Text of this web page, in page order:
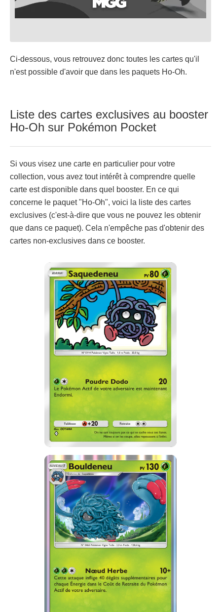
Ci-dessous, vous retrouvez donc toutes les cartes qu'il
n'est possible d'avoir que dans les paquets Ho-Oh.
Liste des cartes exclusives au booster
Ho-Oh sur Pokémon Pocket
Si vous visez une carte en particulier pour votre
collection, vous avez tout intérêt à comprendre quelle
carte est disponible dans quel booster. En ce qui
concerne le paquet "Ho-Oh", voici la liste des cartes
exclusives (c'est-à-dire que vous ne pouvez les obtenir
que dans ce paquet). Cela n'empêche pas d'obtenir des
cartes non-exclusives dans ce booster.